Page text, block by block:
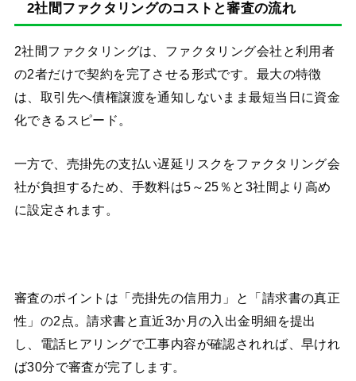
2社間ファクタリングのコストと審査の流れ
2社間ファクタリングは、ファクタリング会社と利用者
の2者だけで契約を完了させる形式です。最大の特徴
は、取引先へ債権譲渡を通知しないまま最短当日に資金
化できるスピード。
一方で、売掛先の支払い遅延リスクをファクタリング会
社が負担するため、手数料は5～25％と3社間より高め
に設定されます。
審査のポイントは「売掛先の信用力」と「請求書の真正
性」の2点。請求書と直近3か月の入出金明細を提出
し、電話ヒアリングで工事内容が確認されれば、早けれ
ば30分で審査が完了します。